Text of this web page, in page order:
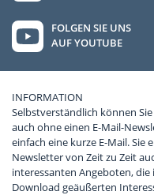
FOLGEN SIE UNS
AUF YOUTUBE
INFORMATION
Selbstverständlich können
auch ohne einen E-Mail-
einfach eine kurze E-Mail. Sie
Newsletter von Zeit zu Zeit
interessanten Angeboten,
Download geäußerten